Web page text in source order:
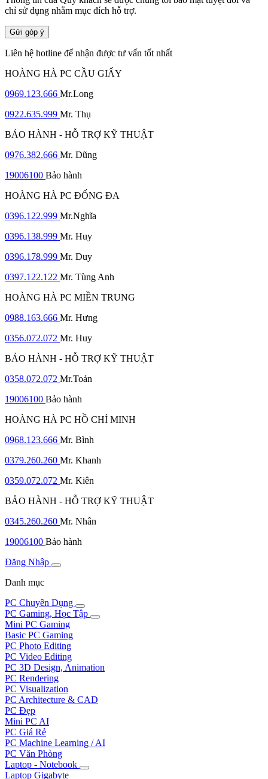
chỉ sử dụng nhằm mục đích hỗ trợ.
Gửi góp ý
Liên hệ hotline để nhận được tư vấn tốt nhất
HOÀNG HÀ PC CẦU GIẤY
0969.123.666 Mr.Long
0922.635.999 Mr. Thụ
BẢO HÀNH - HỖ TRỢ KỸ THUẬT
0976.382.666 Mr. Dũng
19006100 Bảo hành
HOÀNG HÀ PC ĐỐNG ĐA
0396.122.999 Mr.Nghĩa
0396.138.999 Mr. Huy
0396.178.999 Mr. Duy
0397.122.122 Mr. Tùng Anh
HOÀNG HÀ PC MIỀN TRUNG
0988.163.666 Mr. Hưng
0356.072.072 Mr. Huy
BẢO HÀNH - HỖ TRỢ KỸ THUẬT
0358.072.072 Mr.Toản
19006100 Bảo hành
HOÀNG HÀ PC HỒ CHÍ MINH
0968.123.666 Mr. Bình
0379.260.260 Mr. Khanh
0359.072.072 Mr. Kiên
BẢO HÀNH - HỖ TRỢ KỸ THUẬT
0345.260.260 Mr. Nhân
19006100 Bảo hành
Đăng Nhập
Danh mục
PC Chuyên Dụng
PC Gaming, Học Tập
Mini PC Gaming
Basic PC Gaming
PC Photo Editing
PC Video Editing
PC 3D Design, Animation
PC Rendering
PC Visualization
PC Architecture & CAD
PC Đẹp
Mini PC AI
PC Giá Rẻ
PC Machine Learning / AI
PC Văn Phòng
Laptop - Notebook
Laptop Gigabyte